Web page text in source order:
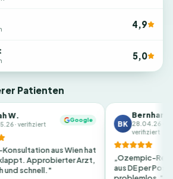
4,9
5,0
Patienten
Google
aus Wien hat
Approbierter Arzt,
Bernhard K.
28.04.26 ·
verifiziert
„Ozempic-Rezept
aus DE per Post —